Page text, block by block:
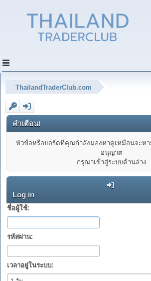
ThailandTraderClub.com
คำเตือน!
หัวข้อหรือบอร์ดที่คุณกำลังมองหาดูเหมือนจะห
อนุญาต
กรุณาเข้าสู่ระบบด้านล่าง
Log in
ชื่อผู้ใช้:
รหัสผ่าน:
เวลาอยู่ในระบบ: